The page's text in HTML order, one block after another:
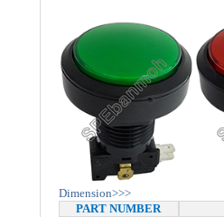
Dimension>>>
PART NUMBER